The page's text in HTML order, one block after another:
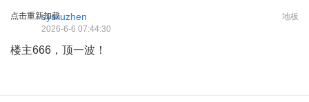
点击重新加载 地板
sysliuzhen
2026-6-6 07:44:30
楼主666，顶一波！